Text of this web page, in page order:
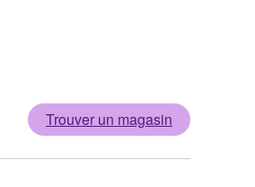
Trouver un magasin